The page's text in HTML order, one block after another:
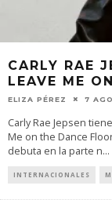
CARLY RAE
LEAVE ME
ELIZA PÉREZ 7
Carly Rae Jepsen
Me on the Dance
debuta en la parte n...
INTERNACIONALES